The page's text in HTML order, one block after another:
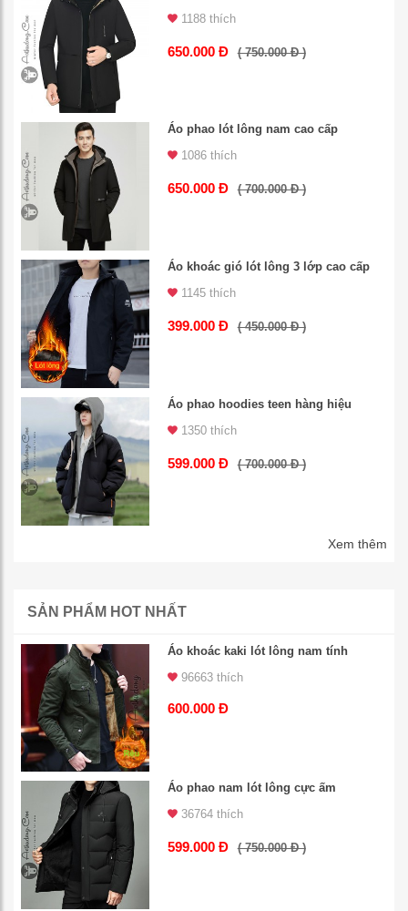
1188 thích
650.000 Đ ( 750.000 Đ )
Áo phao lót lông nam cao cấp
1086 thích
650.000 Đ ( 700.000 Đ )
Áo khoác gió lót lông 3 lớp cao cấp
1145 thích
399.000 Đ ( 450.000 Đ )
Áo phao hoodies teen hàng hiệu
1350 thích
599.000 Đ ( 700.000 Đ )
Xem thêm
SẢN PHẨM HOT NHẤT
Áo khoác kaki lót lông nam tính
96663 thích
600.000 Đ
Áo phao nam lót lông cực ấm
36764 thích
599.000 Đ ( 750.000 Đ )